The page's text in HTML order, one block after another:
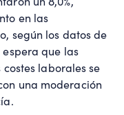
en las
según los datos de
que las
laborales se
una moderación